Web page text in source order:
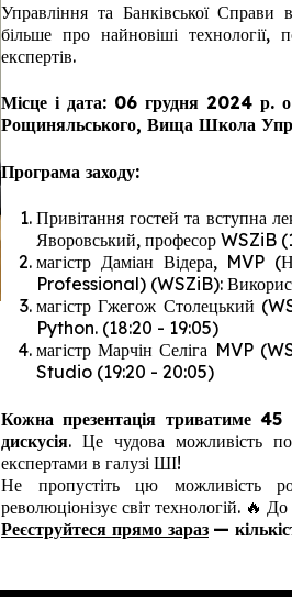
Управління та Банківської Справи
більше про найновіші
експертів.
Місце і дата: 06 грудня 2024 р. о
Рощиняльського, Вища Школа
Програма заходу:
Привітання гостей та вступна
Яворовський, професор WSZiB
магістр Даміан Відера, MVP
Professional) (WSZiB):
магістр Гжегож Столецький
Python. (18:20 - 19:05)
магістр Марчін Селіга MVP
Studio (19:20 - 20:05)
Кожна презентація триватиме 45
дискусія. Це чудова можливість
експертами в галузі ШІ!
Не пропустіть цю можливість
революціонізує світ технологій. 🔥 До
Реєструйтеся прямо зараз —